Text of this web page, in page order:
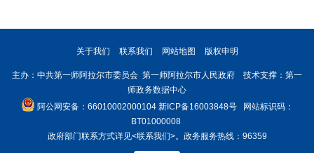
关于我们 联系我们 网站地图 版权申明
主办：中共第一师阿拉尔市委员会 第一师阿拉尔市人民政府 技术支撑：第一
师政务数据中心
阿公网安备：66010002000104 新ICP备16003848号网站标识码：
BT01000008
政府部门联系方式详见<联系我们>。政务服务热线：96359